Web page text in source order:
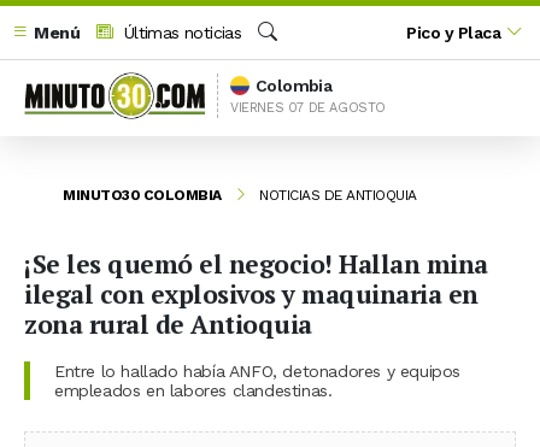
Menú
Últimas noticias
Buscar
Pico y Placa
Colombia
VIERNES 07 DE AGOSTO
MINUTO30 COLOMBIA NOTICIAS DE ANTIOQUIA
¡Se les quemó el negocio! Hallan mina
ilegal con explosivos y maquinaria en
zona rural de Antioquia
Entre lo hallado había ANFO, detonadores y equipos
empleados en labores clandestinas.